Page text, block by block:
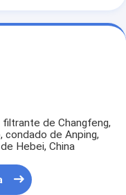
de Changfeng,
condado de Anping,
Hebei, China